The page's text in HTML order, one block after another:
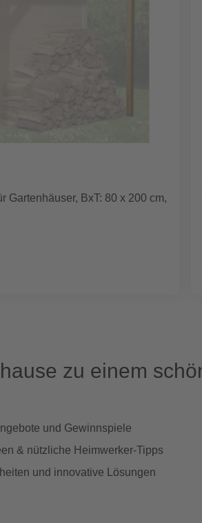
Gartenhäuser, BxT: 80 x 200 cm,
zu einem
und Gewinnspiele
& nützliche Heimwerker-Tipps
und innovative Lösungen